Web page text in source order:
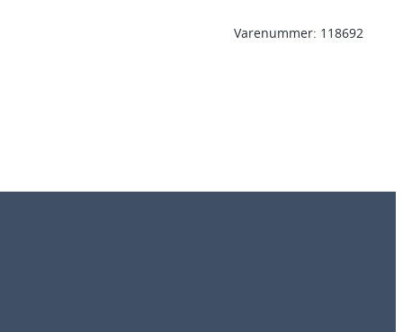
Varenummer: 118692